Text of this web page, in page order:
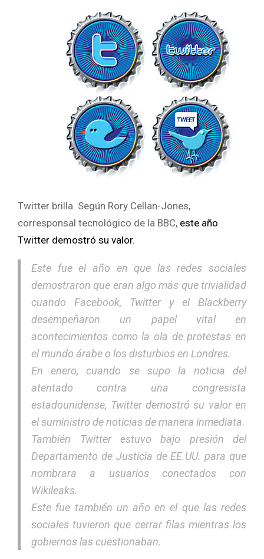
Twitter brilla. Según Rory Cellan-Jones,
corresponsal tecnológico de la BBC, este año
Twitter demostró su valor.
Este fue el año en que las redes sociales
demostraron que eran algo más que trivialidad
cuando Facebook, Twitter y el Blackberry
desempeñaron un papel vital en
acontecimientos como la ola de protestas en
el mundo árabe o los disturbios en Londres.
En enero, cuando se supo la noticia del
atentado contra una congresista
estadounidense, Twitter demostró su valor en
el suministro de noticias de manera inmediata.
También Twitter estuvo bajo presión del
Departamento de Justicia de EE.UU. para que
nombrara a usuarios conectados con
Wikileaks.
Este fue también un año en el que las redes
sociales tuvieron que cerrar filas mientras los
gobiernos las cuestionaban.